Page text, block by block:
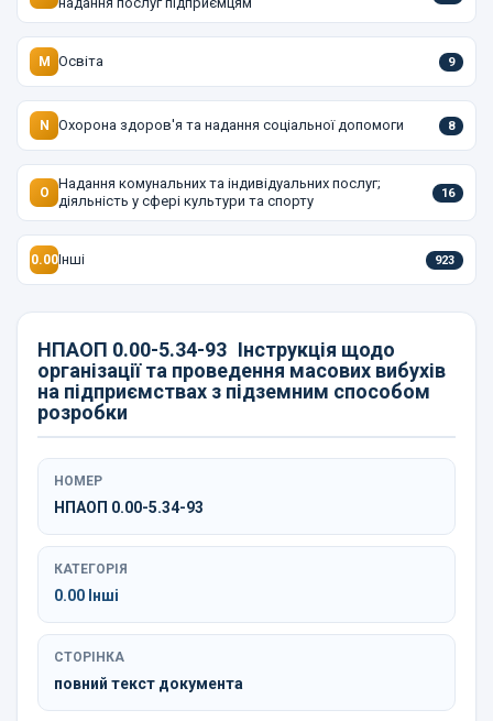
M Освіта 9
N Охорона здоров'я та надання соціальної допомоги 8
O
Надання комунальних та індивідуальних послуг;
діяльність у сфері культури та спорту
16
0.00Інші 923
НПАОП 0.00-5.34-93 Інструкція щодо
організації та проведення масових вибухів
на підприємствах з підземним способом
розробки
НОМЕР
НПАОП 0.00-5.34-93
КАТЕГОРІЯ
0.00 Інші
СТОРІНКА
повний текст документа